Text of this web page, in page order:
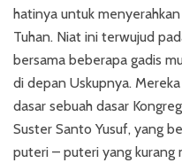
hatinya untuk
Tuhan. Niat ini terwujud
bersama beberapa gadis
di depan Uskupnya.
dasar sebuah dasar
Suster Santo Yusuf, yang
puteri – puteri yang kurang